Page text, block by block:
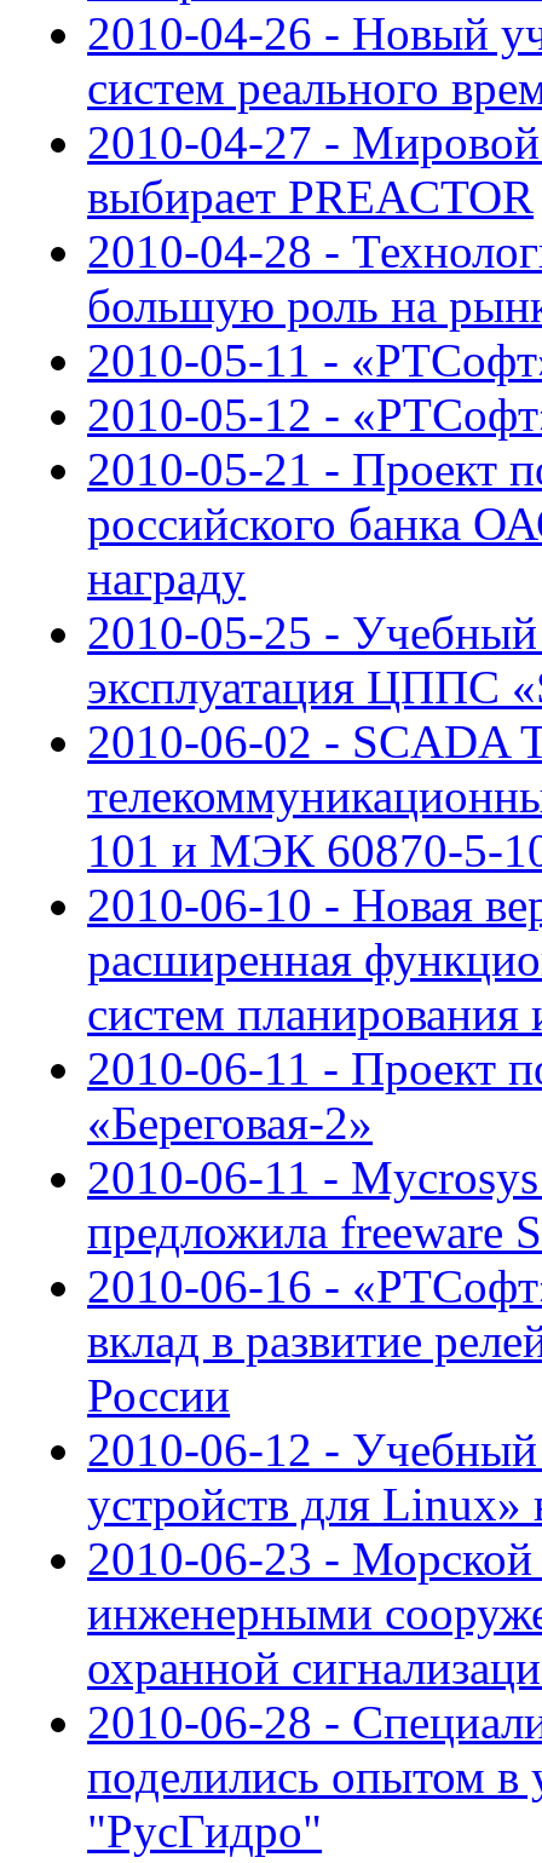
2010-04-26 - Новый
систем реального
2010-04-27 - Мировой
выбирает PREACTOR
2010-04-28 -
большую роль на
2010-05-11 -
2010-05-12 -
2010-05-21 - Проект
российского банка
награду
2010-05-25 -
эксплуатация ЦППС
2010-06-02 - SCADA
101 и МЭК 60870-5-
2010-06-10 - Новая
расширенная
систем планирования
2010-06-11 - Проект
«Береговая-2»
2010-06-11 -
предложила freeware
2010-06-16 -
вклад в развитие
России
2010-06-12 - Учебный
устройств для Linux»
2010-06-23 -
инженерными
охранной
2010-06-28 -
поделились опытом
"РусГидро"